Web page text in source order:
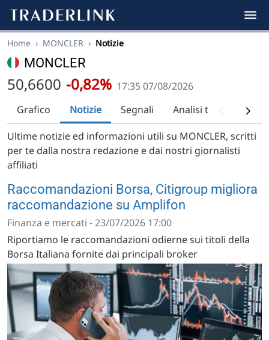
Home › MONCLER › Notizie
MONCLER
50,6600 -0,82% 17:35 07/08/2026
Grafico
Notizie Segnali Analisi tecnica
Ultime notizie ed informazioni utili su MONCLER, scritti
per te dalla nostra redazione e dai nostri giornalisti
affiliati
Raccomandazioni Borsa, Citigroup migliora
raccomandazione su Amplifon
Finanza e mercati - 23/07/2026 17:00
Riportiamo le raccomandazioni odierne sui titoli della
Borsa Italiana fornite dai principali broker